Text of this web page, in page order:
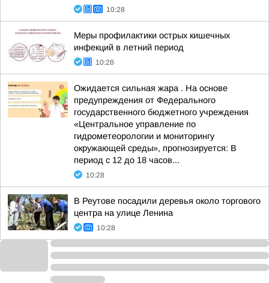
10:28
Меры профилактики острых кишечных
инфекций в летний период
10:28
Ожидается сильная жара . На основе
предупреждения от Федерального
государственного бюджетного учреждения
«Центральное управление по
гидрометеорологии и мониторингу
окружающей среды», прогнозируется: В
период с 12 до 18 часов...
10:28
В Реутове посадили деревья около торгового
центра на улице Ленина
10:28